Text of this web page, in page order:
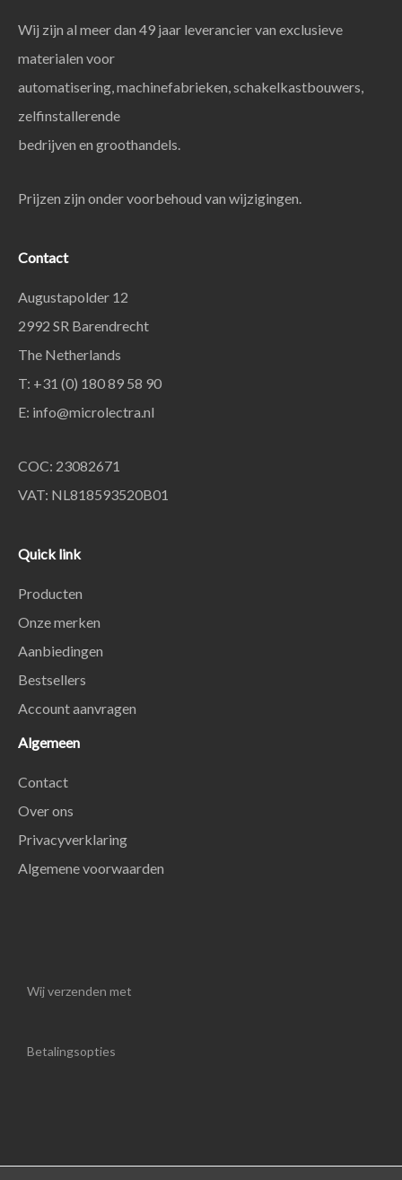
Wij zijn al meer dan 49 jaar leverancier van exclusieve
materialen voor
automatisering, machinefabrieken, schakelkastbouwers,
zelfinstallerende
bedrijven en groothandels.
Prijzen zijn onder voorbehoud van wijzigingen.
Contact
Augustapolder 12
2992 SR Barendrecht
The Netherlands
T: +31 (0) 180 89 58 90
E: info@microlectra.nl
COC: 23082671
VAT: NL818593520B01
Quick link
Producten
Onze merken
Aanbiedingen
Bestsellers
Account aanvragen
Algemeen
Contact
Over ons
Privacyverklaring
Algemene voorwaarden
Wij verzenden met
Betalingsopties